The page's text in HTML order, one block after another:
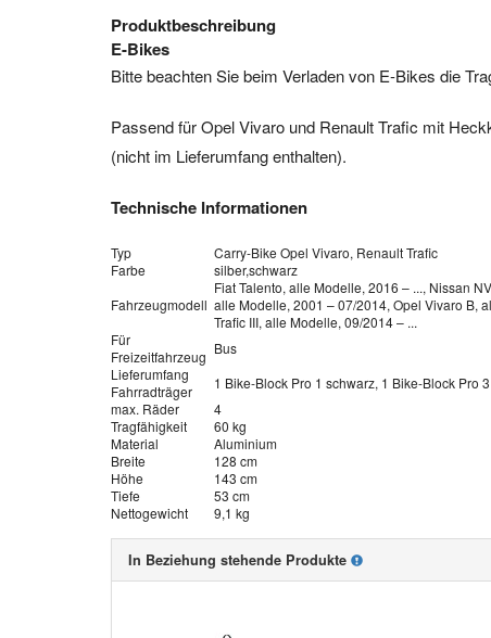
Produktbeschreibung
E-Bikes
Bitte beachten Sie beim Verladen von E-Bikes die
Passend für Opel Vivaro und Renault Trafic mit
(nicht im Lieferumfang enthalten).
Technische Informationen
Typ
Carry-Bike Opel Vivaro, Renault Trafic
Farbe
silber,schwarz
Fahrzeugmodell
Fiat Talento, alle Modelle, 2016 – ..., Nissan
alle Modelle, 2001 – 07/2014, Opel Vivaro B,
Trafic III, alle Modelle, 09/2014 – ...
Für
Freizeitfahrzeug Bus
Lieferumfang
Fahrradträger
1 Bike-Block Pro 1 schwarz, 1 Bike-Block Pro
max. Räder
4
Tragfähigkeit
60 kg
Material
Aluminium
Breite
128 cm
Höhe
143 cm
Tiefe
53 cm
Nettogewicht
9,1 kg
In Beziehung stehende Produkte